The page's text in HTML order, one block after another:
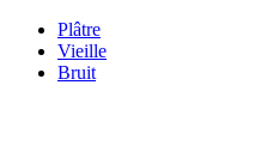
Plâtre
Vieille
Bruit